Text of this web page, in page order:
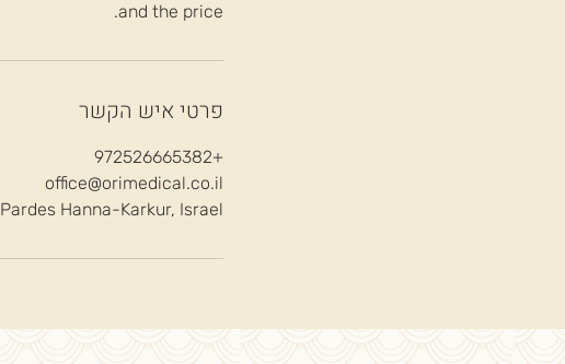
and the price.
פרטי איש הקשר
+972526665382
office@orimedical.co.il
Pardes Hanna-Karkur, Israel